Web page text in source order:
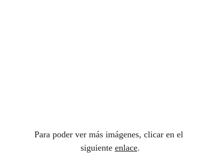
Para poder ver más imágenes, clicar en el
siguiente enlace.